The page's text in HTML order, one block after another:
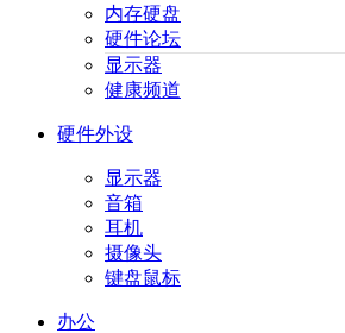
内存硬盘
硬件论坛
显示器
健康频道
硬件外设
显示器
音箱
耳机
摄像头
键盘鼠标
办公